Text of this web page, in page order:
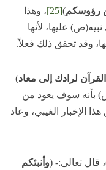
رؤوسكم)
[25]
، وهذا
عليها، لأنها
وقد تحقق ذلك فعلاً.
لرادك إلى معاد)
بأنه سوف يعود من
الإخبار الغيبي، وعاد
قال تعالى:- (وأنبئكم